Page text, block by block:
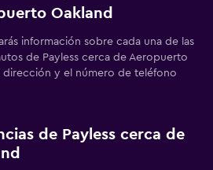
Oakland
información sobre cada una de las
de Payless cerca de Aeropuerto
dirección y el número de teléfono
de Payless cerca de